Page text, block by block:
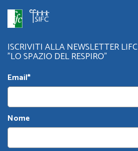
ISCRIVITI ALLA NEWSLETTER LIFC
"LO SPAZIO DEL RESPIRO"
Email*
Nome